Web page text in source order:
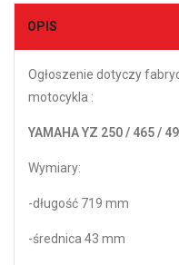
OPIS
Ogłoszenie dotyczy
motocykla :
YAMAHA YZ 250 / 465 /
Wymiary:
-długość 719 mm
-średnica 43 mm